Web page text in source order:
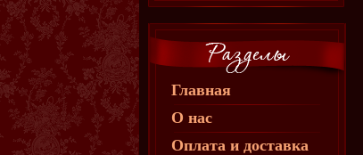
Главная
О нас
Оплата и доставка